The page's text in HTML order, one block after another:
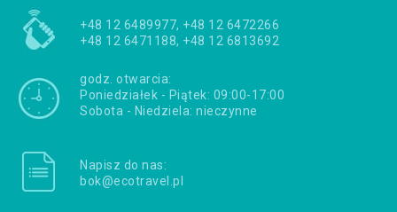
+48 12 6489977, +48 12 6472266
+48 12 6471188, +48 12 6813692
godz. otwarcia:
Poniedziałek - Piątek: 09:00-17:00
Sobota - Niedziela: nieczynne
Napisz do nas:
bok@ecotravel.pl